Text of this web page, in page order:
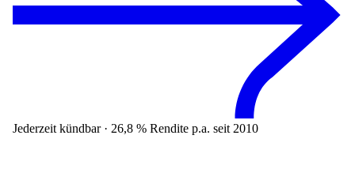
Jederzeit kündbar · 26,8 % Rendite p.a. seit 2010